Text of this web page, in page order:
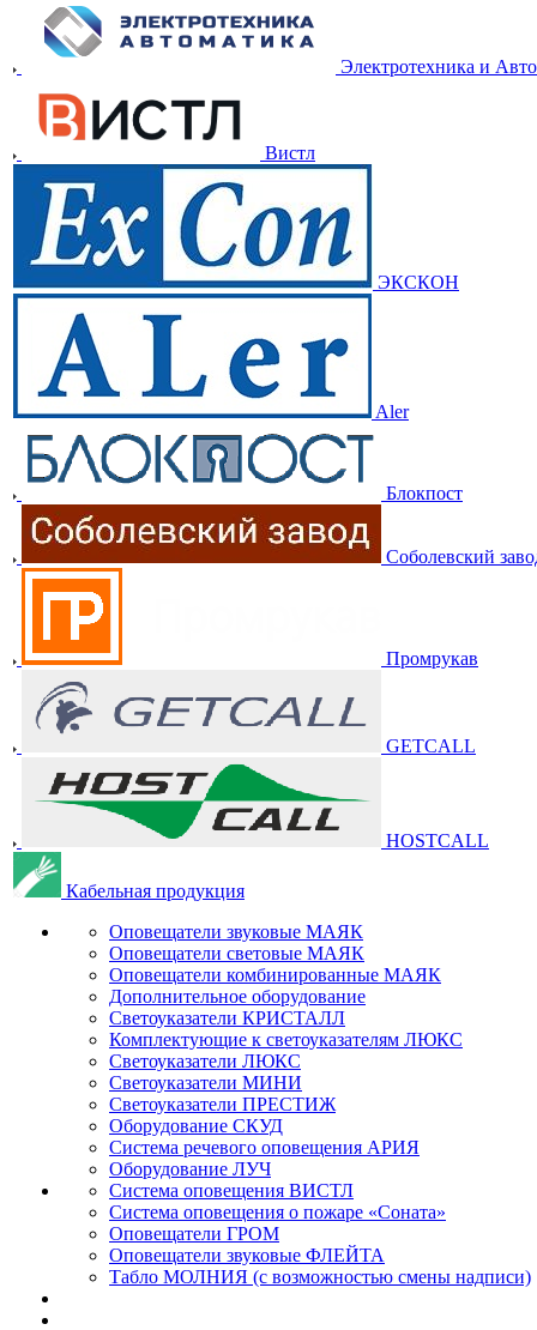
Электротехника и
Вистл
ЭКСКОН
Aler
Блокпост
Соболевский
Промрукав
GETCALL
HOSTCALL
Кабельная продукция
Оповещатели звуковые МАЯК
Оповещатели световые МАЯК
Оповещатели комбинированные МАЯК
Дополнительное оборудование
Светоуказатели КРИСТАЛЛ
Комплектующие к светоуказателям ЛЮКС
Светоуказатели ЛЮКС
Светоуказатели МИНИ
Светоуказатели ПРЕСТИЖ
Оборудование СКУД
Система речевого оповещения АРИЯ
Оборудование ЛУЧ
Система оповещения ВИСТЛ
Система оповещения о пожаре «Соната»
Оповещатели ГРОМ
Оповещатели звуковые ФЛЕЙТА
Табло МОЛНИЯ (с возможностью смены надписи)